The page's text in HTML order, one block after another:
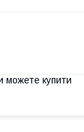
можете купити